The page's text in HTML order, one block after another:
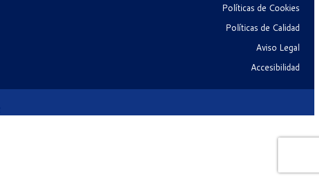
Políticas de Cookies
Políticas de Calidad
Aviso Legal
Accesibilidad